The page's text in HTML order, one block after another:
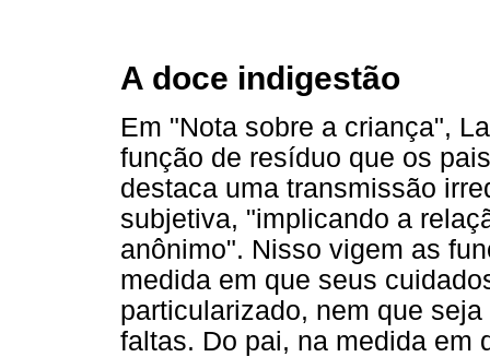
A doce indigestão
Em "Nota sobre a criança",
função de resíduo que os
destaca uma transmissão
subjetiva, "implicando a
anônimo". Nisso vigem as
medida em que seus
particularizado, nem que
faltas. Do pai, na medida em